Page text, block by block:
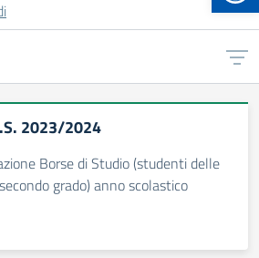
2023/2024
Borse di Studio (studenti delle
grado) anno scolastico